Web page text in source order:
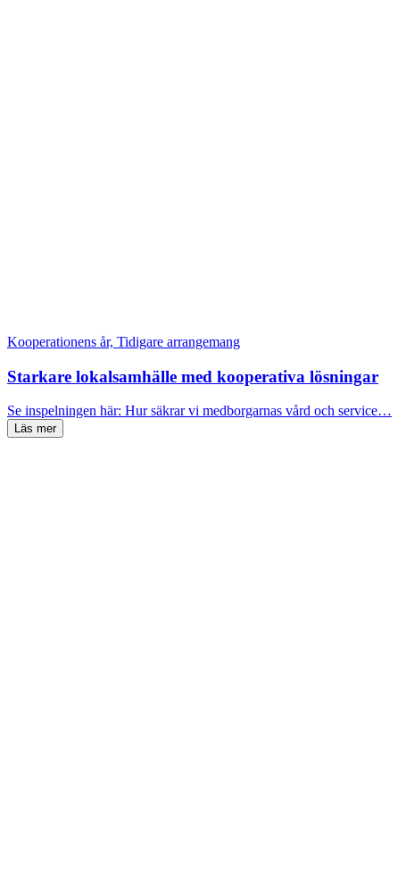
Kooperationens år, Tidigare arrangemang
Starkare lokalsamhälle med kooperativa lösningar
Se inspelningen här: Hur säkrar vi medborgarnas vård och service…
Läs mer